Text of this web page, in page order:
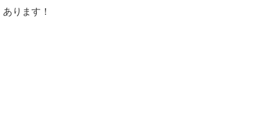
あります！